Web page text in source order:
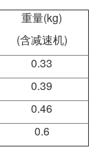
重量(kg)
(含减速机)
0.33
0.39
0.46
0.6